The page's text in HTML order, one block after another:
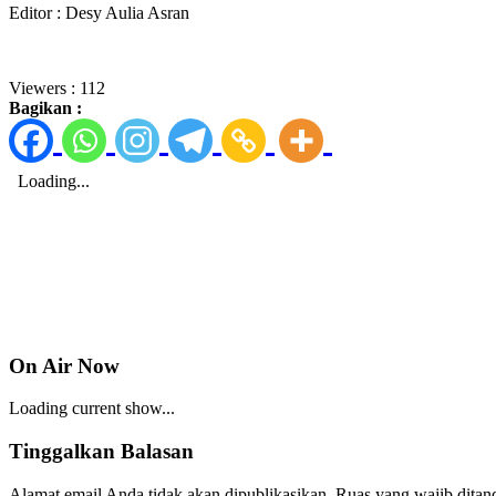
Editor : Desy Aulia Asran
Viewers : 112
Bagikan :
On Air Now
Loading current show...
Tinggalkan Balasan